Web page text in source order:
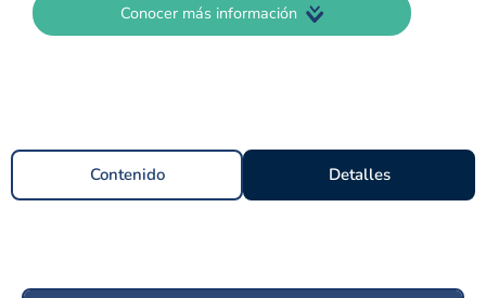
Conocer más información
Contenido Detalles